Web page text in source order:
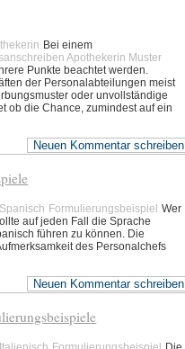
Apothekerin Muster
Bei einem
Punkte beachtet werden.
der Personalabteilungen meist
oder unvollständige
ob die Chance, zumindest auf ein
Neuen Kommentar schreiben
Formulierungsbeispiel
Wer
auf jeden Fall die Sprache
führen zu können. Die
des Personalchefs
Neuen Kommentar schreiben